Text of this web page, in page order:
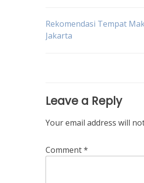
Post
Rekomendasi Tempat
Jakarta
Leave a Reply
Your email address will
Comment*